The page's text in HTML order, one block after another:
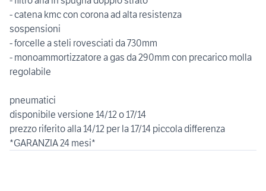
- catena kmc con corona ad alta resistenza
sospensioni
- forcelle a steli rovesciati da 730mm
- monoammortizzatore a gas da 290mm con precarico molla
regolabile
pneumatici
disponibile versione 14/12 o 17/14
prezzo riferito alla 14/12 per la 17/14 piccola differenza
*GARANZIA 24 mesi*